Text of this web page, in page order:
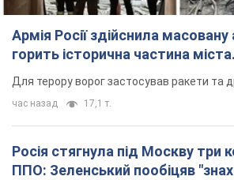
Армія Росії здійснила
горить історична частина
Для терору ворог застосував ракети та
час назад 17,1 т.
Росія стягнула під Москву три
ППО: Зеленський пообіцяв